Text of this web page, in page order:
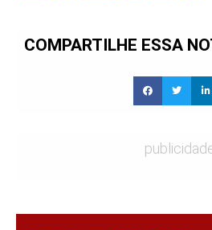
COMPARTILHE ESSA